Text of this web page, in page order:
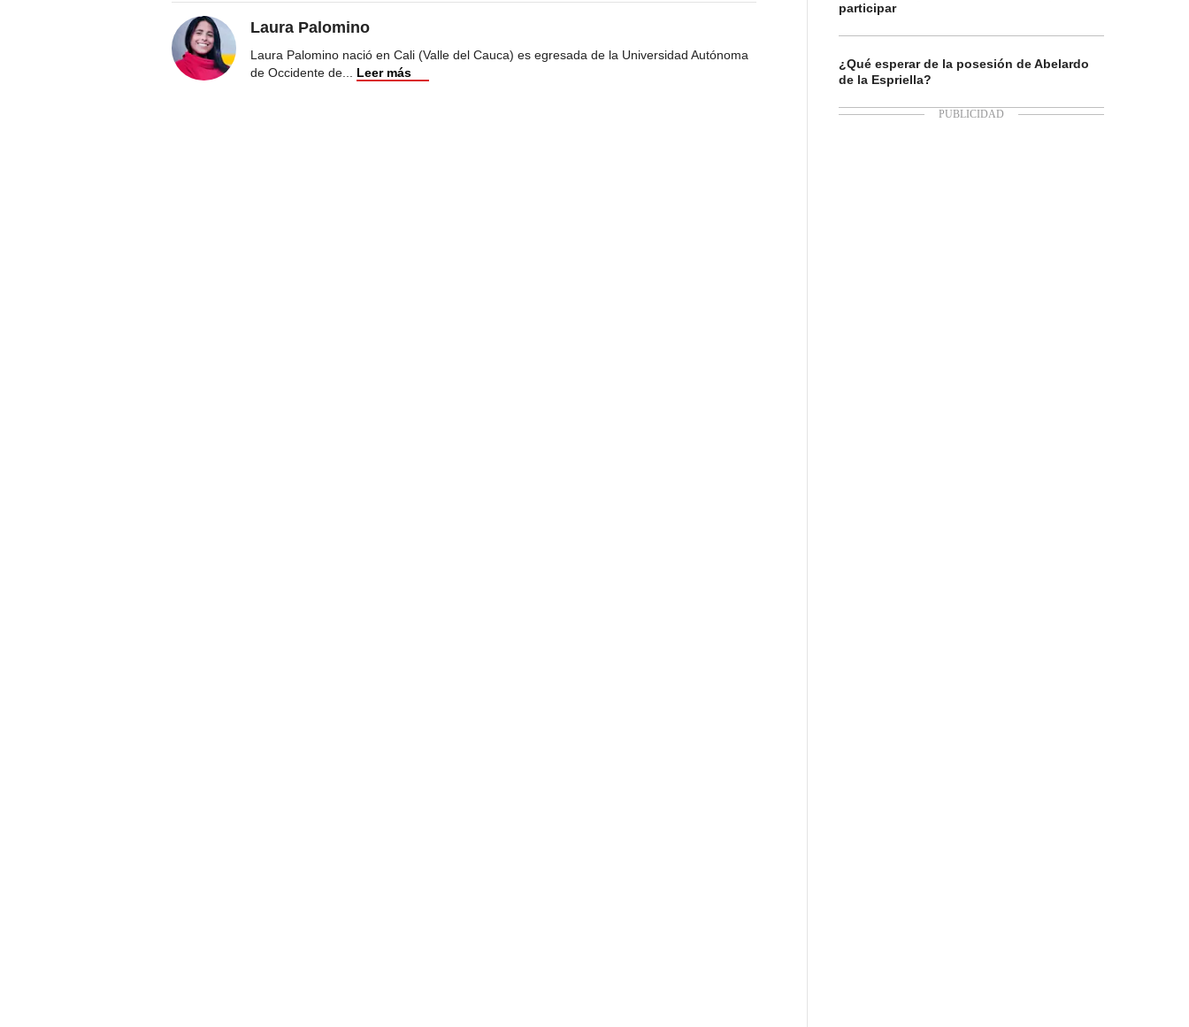
Laura Palomino
Laura Palomino nació en Cali (Valle del Cauca) es egresada de la Universidad Autónoma
de Occidente de... Leer más
participar
¿Qué esperar de la posesión de Abelardo
de la Espriella?